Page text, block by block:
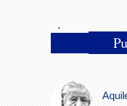
la preventa
Psicólogos
.